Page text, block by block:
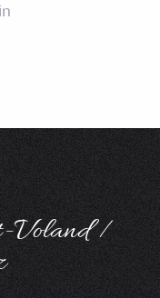
Voland /